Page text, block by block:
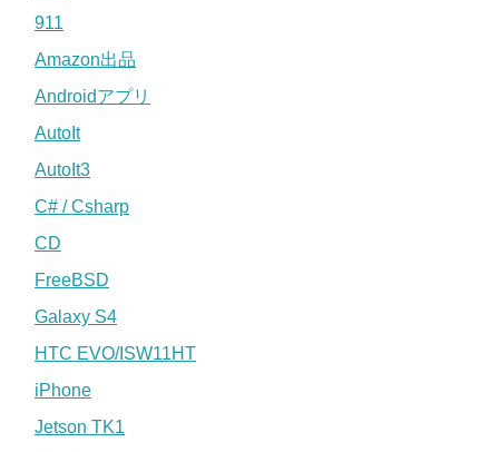
911
Amazon出品
Androidアプリ
AutoIt
AutoIt3
C# / Csharp
CD
FreeBSD
Galaxy S4
HTC EVO/ISW11HT
iPhone
Jetson TK1